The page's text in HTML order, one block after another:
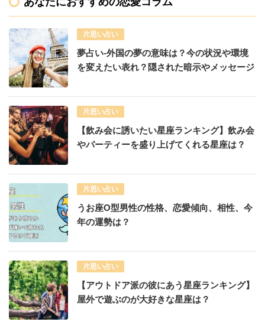
片思い占い
夢占い-外国の夢の意味は？今の状況や環境
を変えたい表れ？隠された暗示やメッセージ
片思い占い
【飲み会に誘いたい星座ランキング】飲み会
やパーティーを盛り上げてくれる星座は？
片思い占い
うお座O型男性の性格、恋愛傾向、相性、今
年の運勢は？
片思い占い
【アウトドア派の彼にあう星座ランキング】
屋外で遊ぶのが大好きな星座は？